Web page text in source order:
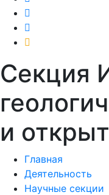
Секция
и
Главная
Деятельность
Научные секции